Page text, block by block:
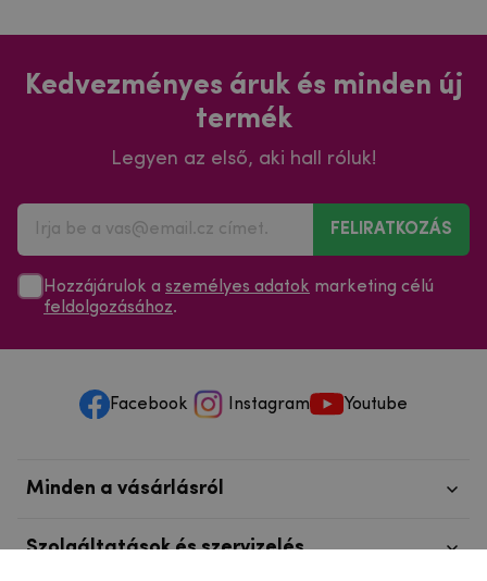
Kedvezményes áruk és minden új
termék
Legyen az első, aki hall róluk!
FELIRATKOZÁS
Hozzájárulok a személyes adatok marketing célú
feldolgozásához.
Facebook Instagram Youtube
Minden a vásárlásról
Szolgáltatások és szervizelés